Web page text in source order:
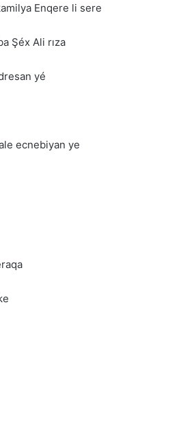
Enqere li sere
Şéx Ali rıza
yé
ecnebiyan ye